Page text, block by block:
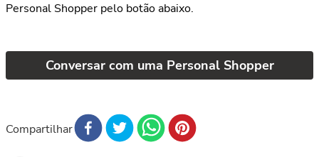
Personal Shopper pelo botão abaixo.
Conversar com uma Personal Shopper
Compartilhar